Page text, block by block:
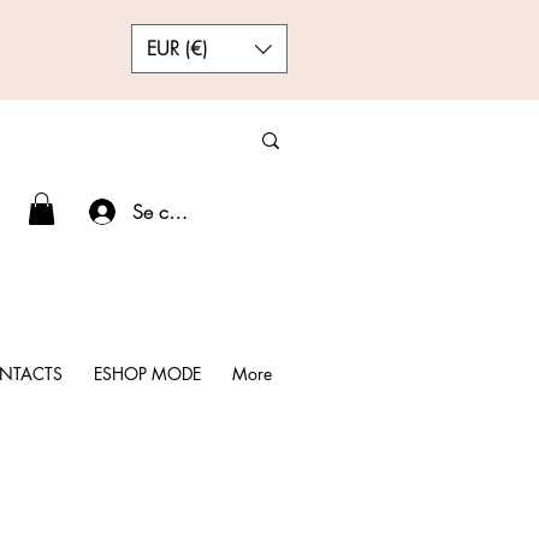
EUR (€)
Se connecter
ESHOP MODE More